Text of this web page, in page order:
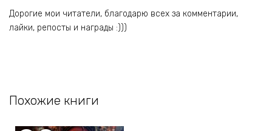
Дорогие мои читатели, благодарю всех за комментарии,
лайки, репосты и награды :)))
Похожие книги